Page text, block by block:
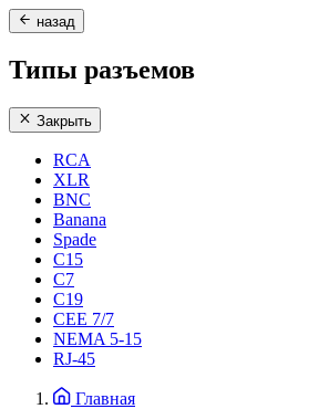
назад
Типы разъемов
Закрыть
RCA
XLR
BNC
Banana
Spade
C15
С7
C19
CEE 7/7
NEMA 5-15
RJ-45
Главная